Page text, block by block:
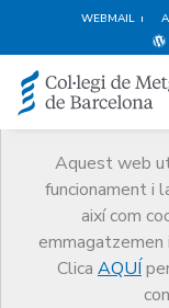
WEBMAIL
Aquest web
funcionament i
així com
emmagatzemen
Clica AQUÍ
Notícies
Comunicació
El CoMB i la CUS
assegurances de salut